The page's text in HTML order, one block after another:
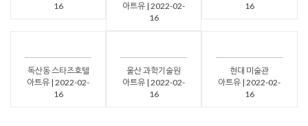
16
아트유 | 2022-02-
16
16
독산동 스타즈호텔
아트유 | 2022-02-
16
울산 과학기술원
아트유 | 2022-02-
16
현대 미술관
아트유 | 2022-02-
16